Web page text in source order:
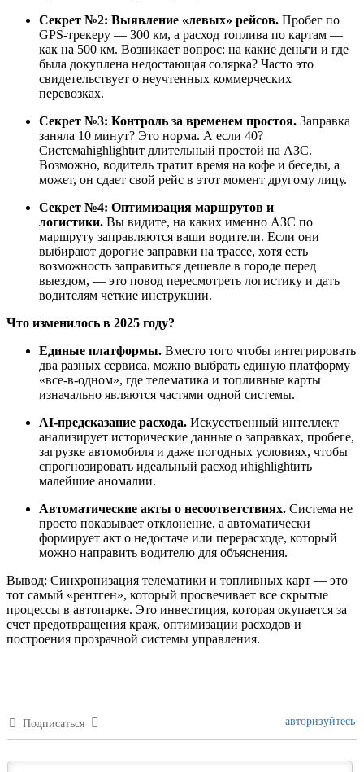
Секрет №2: Выявление «левых» рейсов. Пробег по
GPS-трекеру — 300 км, а расход топлива по картам —
как на 500 км. Возникает вопрос: на какие деньги и где
была докуплена недостающая солярка? Часто это
свидетельствует о неучтенных коммерческих
перевозках.
Секрет №3: Контроль за временем простоя. Заправка
заняла 10 минут? Это норма. А если 40?
Системаhighlightит длительный простой на АЗС.
Возможно, водитель тратит время на кофе и беседы, а
может, он сдает свой рейс в этот момент другому лицу.
Секрет №4: Оптимизация маршрутов и
логистики. Вы видите, на каких именно АЗС по
маршруту заправляются ваши водители. Если они
выбирают дорогие заправки на трассе, хотя есть
возможность заправиться дешевле в городе перед
выездом, — это повод пересмотреть логистику и дать
водителям четкие инструкции.
Что изменилось в 2025 году?
Единые платформы. Вместо того чтобы интегрировать
два разных сервиса, можно выбрать единую платформу
«все-в-одном», где телематика и топливные карты
изначально являются частями одной системы.
AI-предсказание расхода. Искусственный интеллект
анализирует исторические данные о заправках, пробеге,
загрузке автомобиля и даже погодных условиях, чтобы
спрогнозировать идеальный расход иhighlightить
малейшие аномалии.
Автоматические акты о несоответствиях. Система не
просто показывает отклонение, а автоматически
формирует акт о недостаче или перерасходе, который
можно направить водителю для объяснения.
Вывод: Синхронизация телематики и топливных карт — это
тот самый «рентген», который просвечивает все скрытые
процессы в автопарке. Это инвестиция, которая окупается за
счет предотвращения краж, оптимизации расходов и
построения прозрачной системы управления.
Подписаться авторизуйтесь